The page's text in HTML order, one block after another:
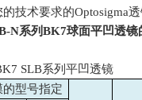
的技术要求的Optosigma透
N系列BK7球面平凹透镜
SLB系列平凹透镜
的型号指定